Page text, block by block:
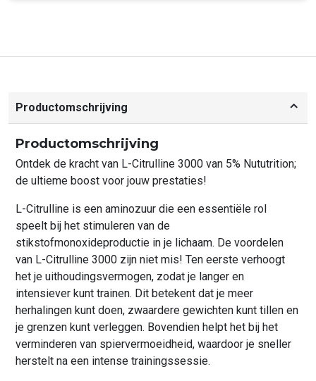
Productomschrijving
Productomschrijving
Ontdek de kracht van L-Citrulline 3000 van 5% Nututrition;
de ultieme boost voor jouw prestaties!
L-Citrulline is een aminozuur die een essentiële rol
speelt bij het stimuleren van de
stikstofmonoxideproductie in je lichaam. De voordelen
van L-Citrulline 3000 zijn niet mis! Ten eerste verhoogt
het je uithoudingsvermogen, zodat je langer en
intensiever kunt trainen. Dit betekent dat je meer
herhalingen kunt doen, zwaardere gewichten kunt tillen en
je grenzen kunt verleggen. Bovendien helpt het bij het
verminderen van spiervermoeidheid, waardoor je sneller
herstelt na een intense trainingssessie.